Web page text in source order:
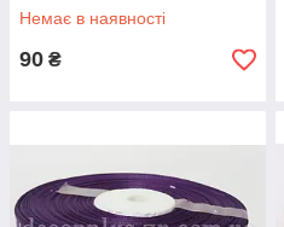
Немає в наявності
90 ₴